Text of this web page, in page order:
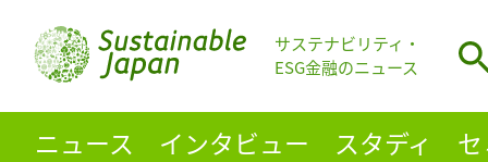
サステナビリティ・
ESG金融のニュース
ニュース インタビュー スタディ